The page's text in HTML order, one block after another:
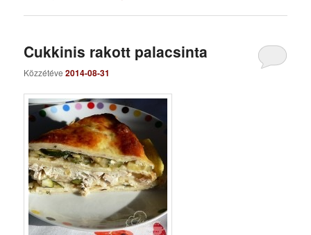
Cukkinis rakott palacsinta
Közzétéve2014-08-31